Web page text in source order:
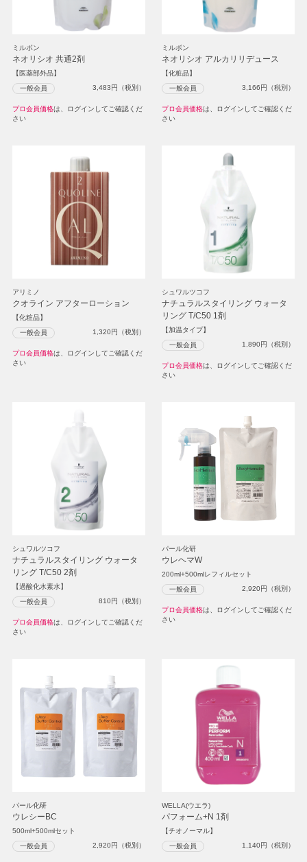
ミルボン
ネオリシオ 共通2剤
【医薬部外品】
一般会員 3,483円（税別）
プロ会員価格は、ログインしてご確認くだ
さい
ミルボン
ネオリシオ アルカリリデュース
【化粧品】
一般会員 3,166円（税別）
プロ会員価格は、ログインしてご確認くだ
さい
アリミノ
クオライン アフターローション
【化粧品】
一般会員 1,320円（税別）
プロ会員価格は、ログインしてご確認くだ
さい
シュワルツコフ
ナチュラルスタイリング ウォータ
リング T/C50 1剤
【加温タイプ】
一般会員 1,890円（税別）
プロ会員価格は、ログインしてご確認くだ
さい
シュワルツコフ
ナチュラルスタイリング ウォータ
リング T/C50 2剤
【過酸化水素水】
一般会員 810円（税別）
プロ会員価格は、ログインしてご確認くだ
さい
パール化研
ウレヘマW
200ml+500mlレフィルセット
一般会員 2,920円（税別）
プロ会員価格は、ログインしてご確認くだ
さい
パール化研
ウレシーBC
500ml+500mlセット
一般会員 2,920円（税別）
WELLA(ウエラ)
パフォーム+N 1剤
【チオノーマル】
一般会員 1,140円（税別）